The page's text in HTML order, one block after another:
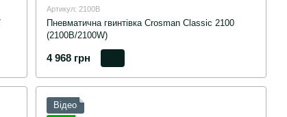
Артикул: 2100B
Пневматична гвинтівка Crosman Classic 2100
(2100B/2100W)
4 968 грн
Відео